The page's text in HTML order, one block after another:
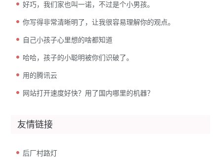
好巧，我们家也叫一诺，不过是个小男孩。
你写得非常清晰明了，让我很容易理解你的观点。
自己小孩子心里想的啥都知道
哈哈，孩子的小聪明被你们识破了。
用的腾讯云
网站打开速度好快？用了国内哪里的机器？
友情链接
后厂村路灯